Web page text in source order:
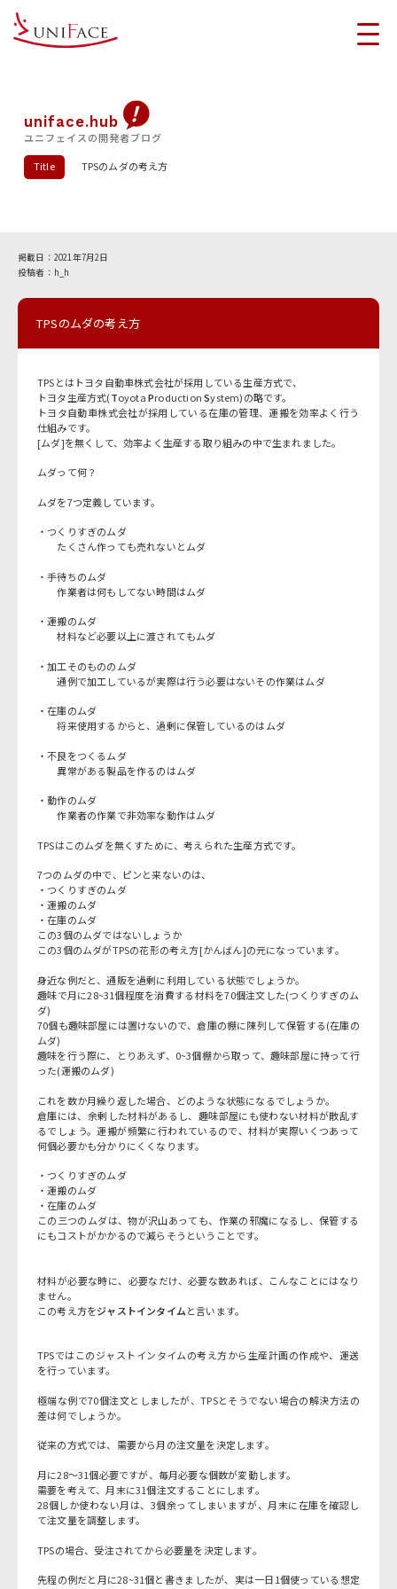
uniface.hub
ユニフェイスの開発者ブログ
Title TPSのムダの考え方
2021年7月2日
h_h
TPSのムダの考え方
TPSとはトヨタ自動車株式会社が採用している生産方式で、
トヨタ生産方式(ToyotaProductionSystem)の略です。
トヨタ自動車株式会社が採用している在庫の管理、運搬を効率よく行う
仕組みです。
[ムダ]を無くして、効率よく生産する取り組みの中で生まれました。
ムダって何？
ムダを7つ定義しています。
・つくりすぎのムダ
たくさん作っても売れないとムダ
・手待ちのムダ
作業者は何もしてない時間はムダ
・運搬のムダ
材料など必要以上に渡されてもムダ
・加工そのもののムダ
通例で加工しているが実際は行う必要はないその作業はムダ
・在庫のムダ
将来使用するからと、過剰に保管しているのはムダ
・不良をつくるムダ
異常がある製品を作るのはムダ
・動作のムダ
作業者の作業で非効率な動作はムダ
TPSはこのムダを無くすために、考えられた生産方式です。
7つのムダの中で、ピンと来ないのは、
・つくりすぎのムダ
・運搬のムダ
・在庫のムダ
この3個のムダではないしょうか
この3個のムダがTPSの花形の考え方[かんばん]の元になっています。
身近な例だと、通販を過剰に利用している状態でしょうか。
趣味で月に28~31個程度を消費する材料を70個注文した(つくりすぎのム
ダ)
70個も趣味部屋には置けないので、倉庫の棚に陳列して保管する(在庫の
ムダ)
趣味を行う際に、とりあえず、0~3個棚から取って、趣味部屋に持って行
った(運搬のムダ)
これを数か月繰り返した場合、どのような状態になるでしょうか。
倉庫には、余剰した材料があるし、趣味部屋にも使わない材料が散乱す
るでしょう。運搬が頻繁に行われているので、材料が実際いくつあって
何個必要かも分かりにくくなります。
・つくりすぎのムダ
・運搬のムダ
・在庫のムダ
この三つのムダは、物が沢山あっても、作業の邪魔になるし、保管する
にもコストがかかるので減らそうということです。
材料が必要な時に、必要なだけ、必要な数あれば、こんなことにはなり
ません。
この考え方をジャストインタイムと言います。
TPSではこのジャストインタイムの考え方から生産計画の作成や、運送
を行っています。
極端な例で70個注文としましたが、TPSとそうでない場合の解決方法の
差は何でしょうか。
従来の方式では、需要から月の注文量を決定します。
月に28～31個必要ですが、毎月必要な個数が変動します。
需要を考えて、月末に31個注文することにします。
28個しか使わない月は、3個余ってしまいますが、月末に在庫を確認し
て注文量を調整します。
TPSの場合、受注されてから必要量を決定します。
先程の例だと月に28~31個と書きましたが、実は一日1個使っている想定